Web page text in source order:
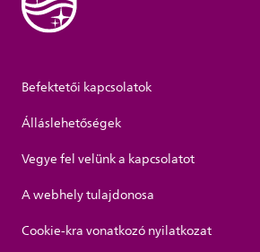
Befektetői kapcsolatok
Álláslehetőségek
Vegye fel velünk a kapcsolatot
A webhely tulajdonosa
Cookie-kra vonatkozó nyilatkozat